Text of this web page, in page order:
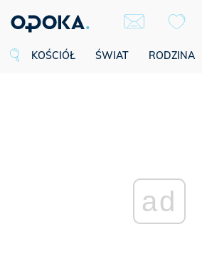
KOŚCIÓŁ ŚWIAT RODZINA
ad